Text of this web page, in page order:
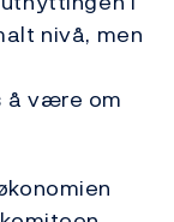
nivå, men
å være om